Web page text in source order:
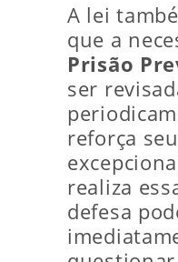
A lei
que a
Prisão
ser
reforça
realiza
defesa